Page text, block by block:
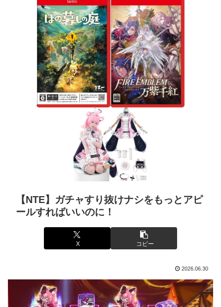
【NTE】ガチャすり抜けナシをもっとアピ
ールすればいいのに！
X コピー
2026.06.30